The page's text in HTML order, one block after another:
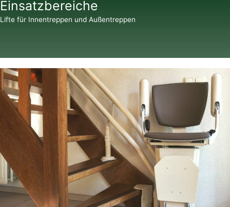
Einsatzbereiche
Lifte für Innentreppen und Außentreppen